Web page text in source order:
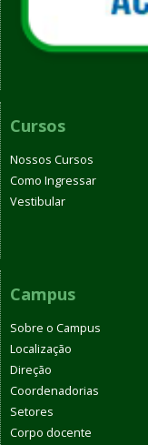
Cursos
Nossos Cursos
Como Ingressar
Vestibular
Campus
Sobre o Campus
Localização
Direção
Coordenadorias
Setores
Corpo docente